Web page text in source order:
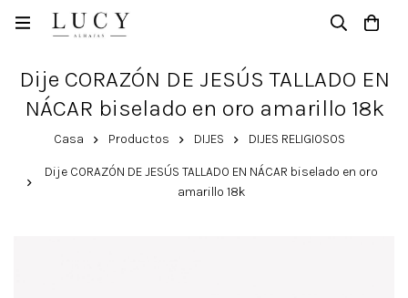
Dije CORAZÓN DE JESÚS TALLADO EN
NÁCAR biselado en oro amarillo 18k
Casa Productos DIJES DIJES RELIGIOSOS
Dije CORAZÓN DE JESÚS TALLADO EN NÁCAR biselado en oro
amarillo 18k